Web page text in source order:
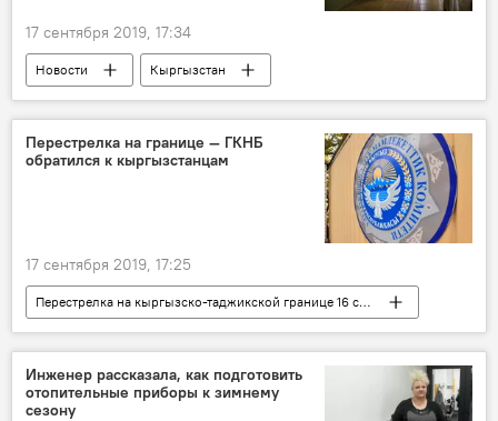
17 сентября 2019, 17:34
Новости
Кыргызстан
Происшествия
Иссык-Кульская область
ураган
Перестрелка на границе — ГКНБ
обратился к кыргызстанцам
17 сентября 2019, 17:25
Перестрелка на кыргызско-таджикской границе 16 сентября
Новости
Общество
Кыргызстан
приграничный конфликт
Инженер рассказала, как подготовить
отопительные приборы к зимнему
сезону